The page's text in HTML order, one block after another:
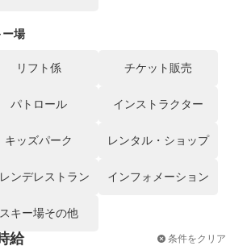
ー場
リフト係 チケット販売
パトロール インストラクター
キッズパーク レンタル・ショップ
ンデレストラン インフォメーション
スキー場その他
給 条件をクリア